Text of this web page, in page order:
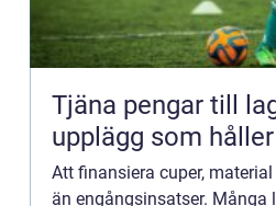
Tjäna pengar till
upplägg som
Att finansiera cuper,
än engångsinsatser. Många